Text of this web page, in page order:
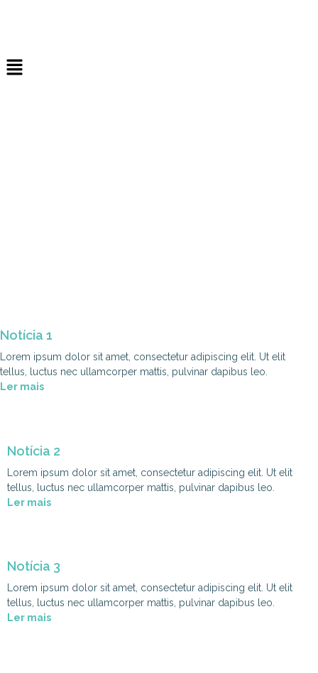
Notícia 1
Lorem ipsum dolor sit amet, consectetur adipiscing elit. Ut elit
tellus, luctus nec ullamcorper mattis, pulvinar dapibus leo.
Ler mais
Notícia 2
Lorem ipsum dolor sit amet, consectetur adipiscing elit. Ut elit
tellus, luctus nec ullamcorper mattis, pulvinar dapibus leo.
Ler mais
Notícia 3
Lorem ipsum dolor sit amet, consectetur adipiscing elit. Ut elit
tellus, luctus nec ullamcorper mattis, pulvinar dapibus leo.
Ler mais